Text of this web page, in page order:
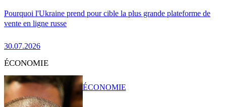
Pourquoi l'Ukraine prend pour cible la plus grande plateforme de
vente en ligne russe
30.07.2026
ÉCONOMIE
ÉCONOMIE